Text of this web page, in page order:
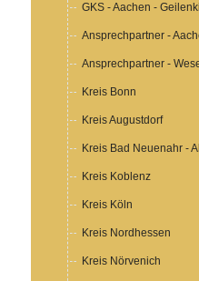
GKS - Aachen -
Ansprechpartner -
Ansprechpartner -
Kreis Bonn
Kreis Augustdorf
Kreis Bad Neuenahr -
Kreis Koblenz
Kreis Köln
Kreis Nordhessen
Kreis Nörvenich